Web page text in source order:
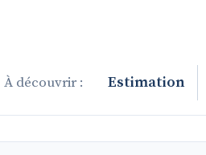
Estimation